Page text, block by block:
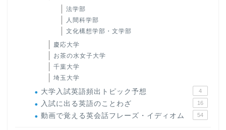
法学部
人間科学部
文化構想学部・文学部
慶応大学
お茶の水女子大学
千葉大学
埼玉大学
大学入試英語頻出トピック予想 4
入試に出る英語のことわざ 16
動画で覚える英会話フレーズ・イディオム 54